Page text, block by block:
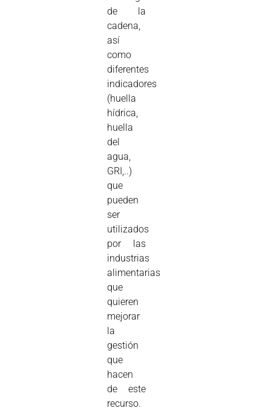
de la
cadena,
así
como
diferentes
indicadores
(huella
hídrica,
huella
del
agua,
GRI,..)
que
pueden
ser
utilizados
por las
industrias
alimentarias
que
quieren
mejorar
la
gestión
que
hacen
de este
recurso.